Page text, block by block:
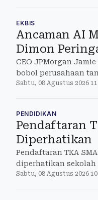
EKBIS
Ancaman AI
Dimon
CEO JPMorgan
bobol perusahaan
kritis
Sabtu, 08 Agustus 2026
PENDIDIKAN
Pendaftaran
Diperhatikan
Pendaftaran TKA
diperhatikan
pelajaran.
Sabtu, 08 Agustus 2026